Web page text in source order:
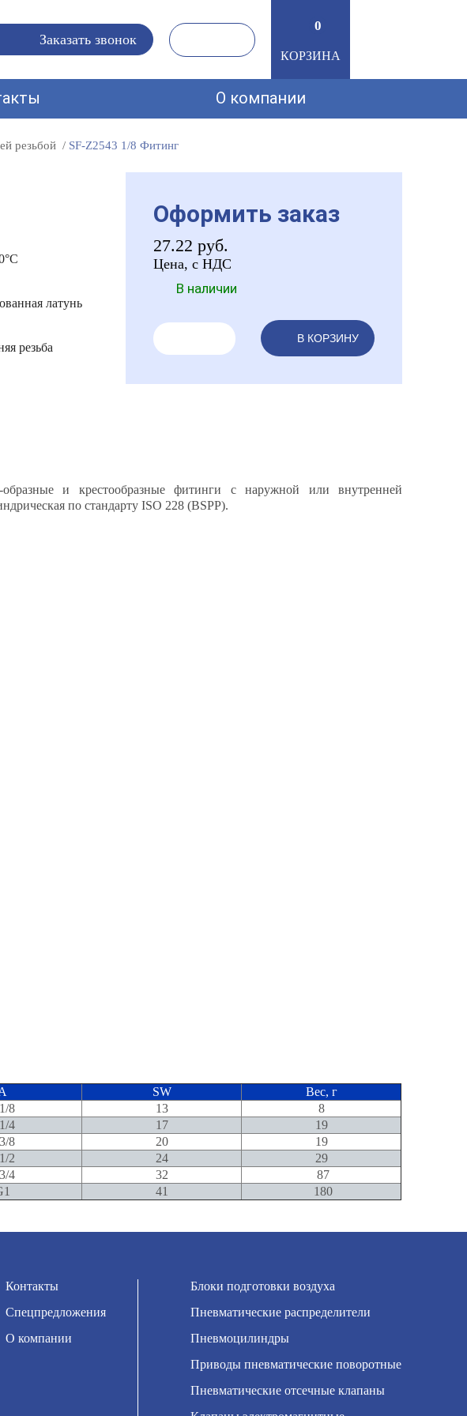
Заказать звонок
0
0
КОРЗИНА
О компании
резьбой SF-Z2543 1/8 Фитинг
латунь
резьба
Оформить заказ
27.22 руб.
Цена, с НДС
В наличии
В КОРЗИНУ
и крестообразные фитинги с наружной или внутренней
по стандарту ISO 228 (BSPP).
SW
Вес, г
8 13
8
4 17
19
8 20
19
2 24
29
4 32
87
41 180
Контакты
Спецпредложения
О компании
Блоки подготовки воздуха
Пневматические распределители
Пневмоцилиндры
Приводы пневматические поворотные
Пневматические отсечные клапаны